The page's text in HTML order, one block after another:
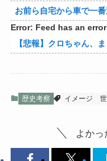
お前ら自宅から車で一番
Error: Feed has an
【悲報】クロちゃん、
歴史考察 イメージ
よかっ